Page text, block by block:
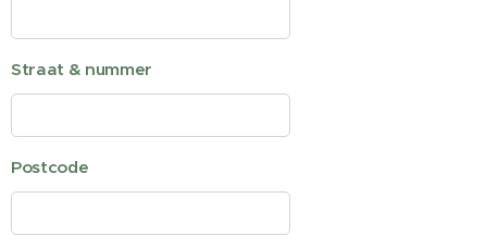
Straat & nummer
Postcode